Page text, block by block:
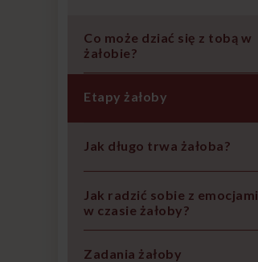
Co może dziać się z tobą w
żałobie?
Etapy żałoby
Jak długo trwa żałoba?
Jak radzić sobie z emocjami
w czasie żałoby?
Zadania żałoby